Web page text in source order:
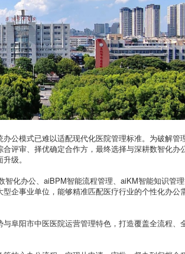
公模式已难以适配现代化医院管理标准。为破解管
评审、择优确定合作方，最终选择与深耕数智化办
级。
化办公、aiBPM智能流程管理、aiKM智能知识管
企事业单位，能够精准匹配医疗行业的个性化办公
阜阳市中医医院运营管理特色，打造覆盖全流程、